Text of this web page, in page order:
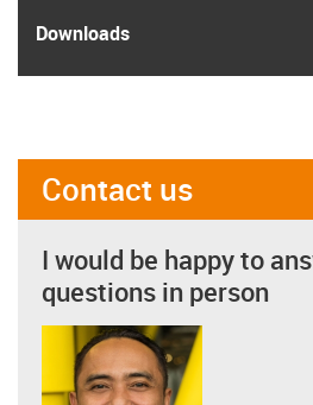
Downloads
Contact us
I would be happy to
questions in person